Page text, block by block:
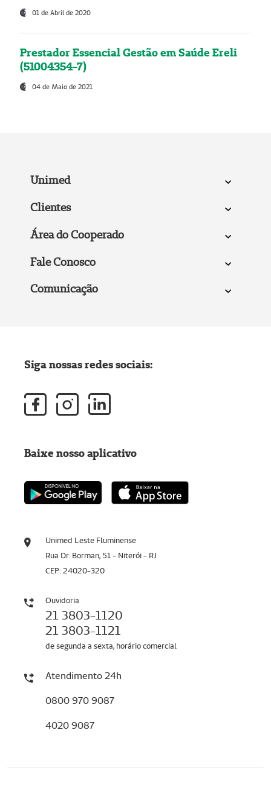
01 de Abril de 2020
Prestador Essencial Gestão em Saúde Ereli
(51004354-7)
04 de Maio de 2021
Unimed
Clientes
Área do Cooperado
Fale Conosco
Comunicação
Unimed Leste Fluminense
Rua Dr. Borman, 51 - Niterói - RJ
CEP: 24020-320
Ouvidoria
21 3803-1120
21 3803-1121
de segunda a sexta, horário comercial
Atendimento 24h
0800 970 9087
4020 9087
Siga nossas redes sociais:
Baixe nosso aplicativo